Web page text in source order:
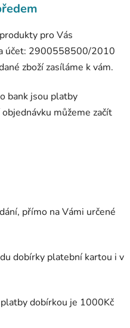
pro Vás
účet: 2900558500/2010
zboží zasíláme k vám.
bank jsou platby
můžeme začít
přímo na Vámi určené
dobírky platební kartou i v
dobírkou je 1000Kč